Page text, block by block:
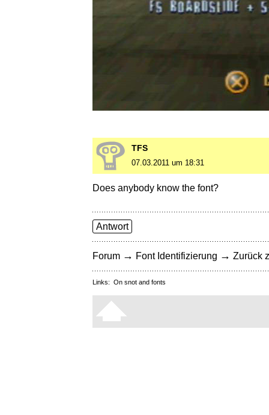
TFS
07.03.2011 um 18:31
Does anybody know the font?
Antwort
Forum → Font Identifizierung → Zurück
Links: On snot and fonts